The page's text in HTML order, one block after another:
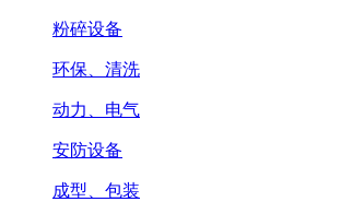
粉碎设备
环保、清洗
动力、电气
安防设备
成型、包装